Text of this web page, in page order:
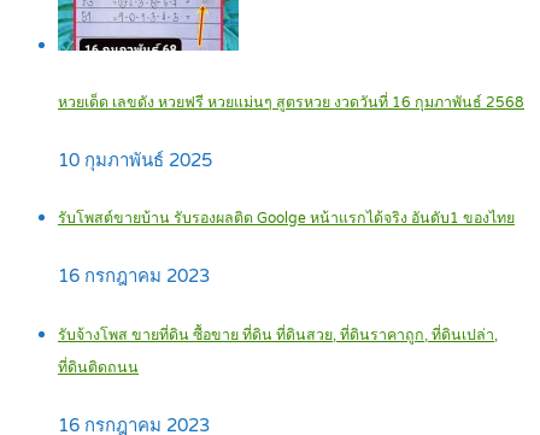
หวยเด็ด เลขดัง หวยฟรี หวยแม่นๆ สูตรหวย งวดวันที่ 16 กุมภาพันธ์ 2568
10 กุมภาพันธ์ 2025
รับโพสต์ขายบ้าน รับรองผลติด Goolge หน้าแรกได้จริง อันดับ1 ของไทย
16 กรกฎาคม 2023
รับจ้างโพส ขายที่ดิน ซื้อขาย ที่ดิน ที่ดินสวย, ที่ดินราคาถูก, ที่ดินเปล่า,
ที่ดินติดถนน
16 กรกฎาคม 2023